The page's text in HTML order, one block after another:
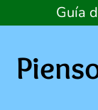
to
Guía